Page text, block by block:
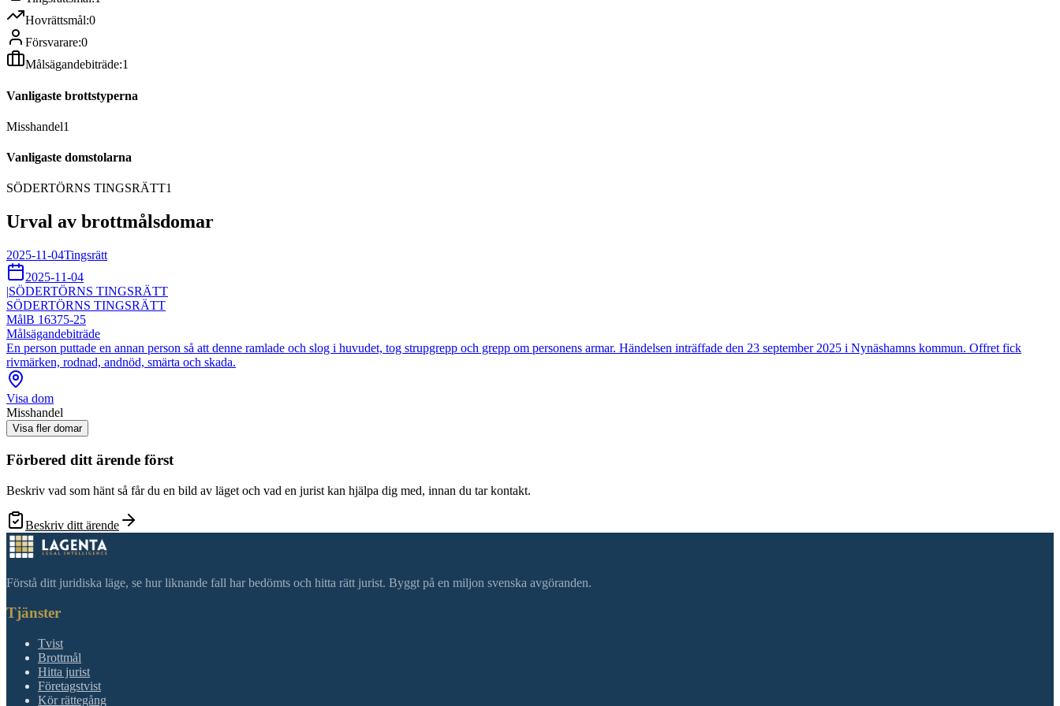
Hovrättsmål:0
Försvarare:0
Målsägandebiträde:1
Vanligaste brottstyperna
Misshandel1
Vanligaste domstolarna
SÖDERTÖRNS TINGSRÄTT1
Urval av brottmålsdomar
2025-11-04Tingsrätt
2025-11-04
|SÖDERTÖRNS TINGSRÄTT
SÖDERTÖRNS TINGSRÄTT
MålB 16375-25
Målsägandebiträde
En person puttade en annan person så att denne ramlade och slog i huvudet, tog strupgrepp och grepp om personens armar. Händelsen inträffade den 23 september 2025 i Nynäshamns kommun. Offret fick
rivmärken, rodnad, andnöd, smärta och skada.
Visa dom
Misshandel
Visa fler domar
Förbered ditt ärende först
Beskriv vad som hänt så får du en bild av läget och vad en jurist kan hjälpa dig med, innan du tar kontakt.
Beskriv ditt ärende
Förstå ditt juridiska läge, se hur liknande fall har bedömts och hitta rätt jurist. Byggt på en miljon svenska avgöranden.
Tjänster
Tvist
Brottmål
Hitta jurist
Företagstvist
Kör rättegång